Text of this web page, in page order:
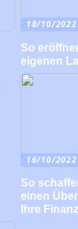
18/10/2022
So
eigenen
16/10/2022
So
einen
Ihre